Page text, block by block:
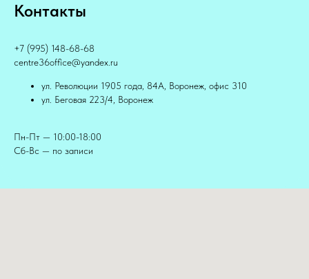
Контакты
+7 (995) 148-68-68
centre36office@yandex.ru
ул. Революции 1905 года, 84А, Воронеж, офис 310
ул. Беговая 223/4, Воронеж
Пн-Пт — 10:00-18:00
Сб-Вс — по записи